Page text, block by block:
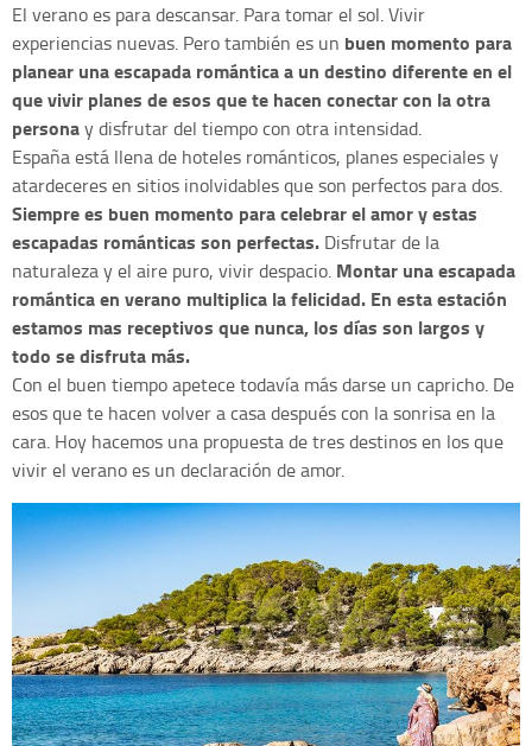
El verano es para descansar. Para tomar el sol. Vivir
experiencias nuevas. Pero también es un buen momento para
planear una escapada romántica a un destino diferente en el
que vivir planes de esos que te hacen conectar con la otra
personay disfrutar del tiempo con otra intensidad.
España está llena de hoteles románticos, planes especiales y
atardeceres en sitios inolvidables que son perfectos para dos.
Siempre es buen momento para celebrar el amor y estas
escapadas románticas son perfectas. Disfrutar de la
naturaleza y el aire puro, vivir despacio. Montar una escapada
romántica en verano multiplica la felicidad. En esta estación
estamos mas receptivos que nunca, los días son largos y
todo se disfruta más.
Con el buen tiempo apetece todavía más darse un capricho. De
esos que te hacen volver a casa después con la sonrisa en la
cara. Hoy hacemos una propuesta de tres destinos en los que
vivir el verano es un declaración de amor.